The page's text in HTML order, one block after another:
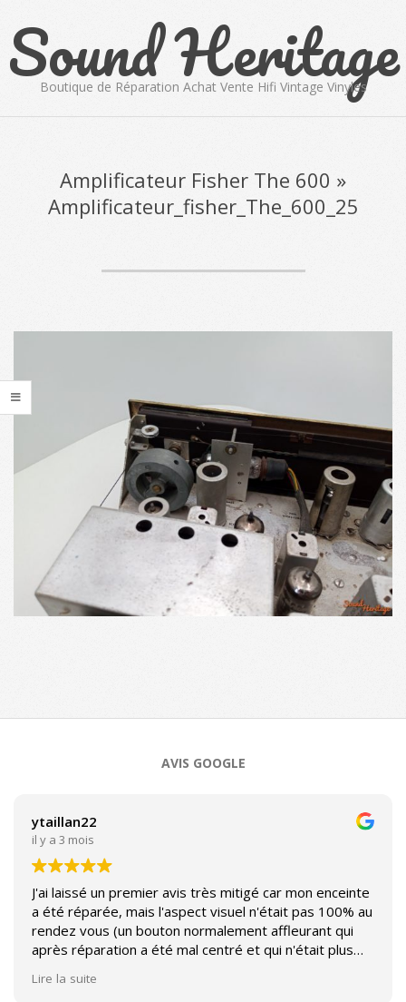
content
Sound Heritage
Boutique de Réparation Achat Vente Hifi Vintage Vinyles
Amplificateur Fisher The 600 »
Amplificateur_fisher_The_600_25
AVIS GOOGLE
ytaillan22
il y a 3 mois
J'ai laissé un premier avis très mitigé car mon enceinte
a été réparée, mais l'aspect visuel n'était pas 100% au
rendez vous (un bouton normalement affleurant qui
après réparation a été mal centré et qui n'était plus
Lire la suite